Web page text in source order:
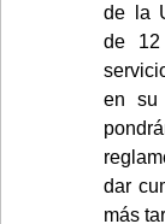
de la
de
en su
dar
más